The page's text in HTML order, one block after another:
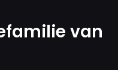
van